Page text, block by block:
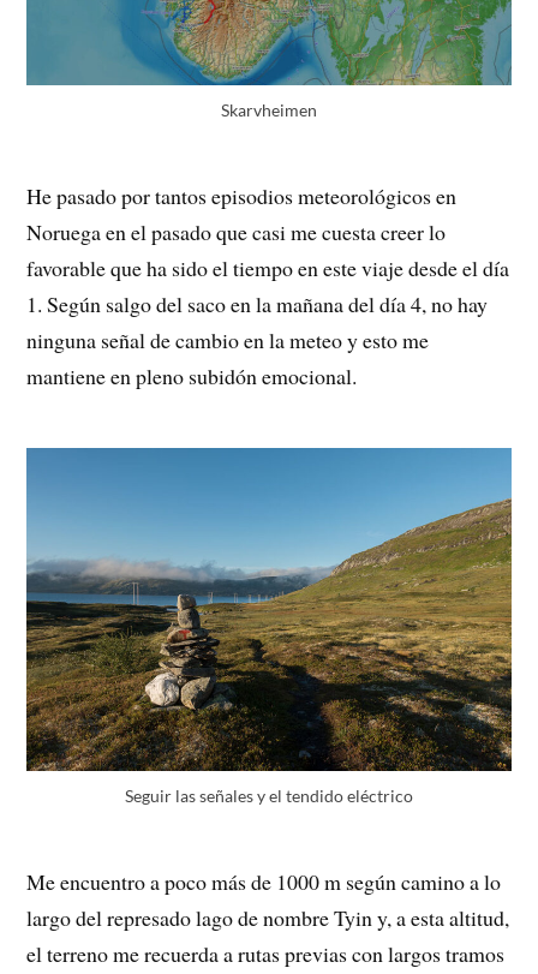
Skarvheimen
He pasado por tantos episodios meteorológicos en
Noruega en el pasado que casi me cuesta creer lo
favorable que ha sido el tiempo en este viaje desde el día
1. Según salgo del saco en la mañana del día 4, no hay
ninguna señal de cambio en la meteo y esto me
mantiene en pleno subidón emocional.
Seguir las señales y el tendido eléctrico
Me encuentro a poco más de 1000 m según camino a lo
largo del represado lago de nombre Tyin y, a esta altitud,
el terreno me recuerda a rutas previas con largos tramos